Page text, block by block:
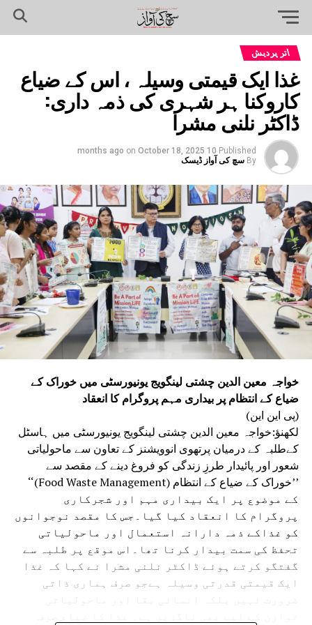
اتر پردیش
غذا ایک قیمتی وسیلہ ، اس کے ضیاع
کاروکنا ہر شہری کی ذمہ داری:
ڈاکٹر نلنی مشرا
Published
10 months ago
on October 18, 2025
By سچ کی آواز ڈیسک
خواجہ معین الدین چشتی لینگویج یونیورسٹی میں خوراک کے
ضیاع کے انتظام پر بیداری مہم پروگرام کا انعقاد
(پی این این)
لکھنؤ:خواجہ معین الدین چشتی لینگویج یونیورسٹی میں ہاسٹل
کےطلبہ کے درمیان پرتھوی انوویشنز کے تعاون سے ماحولیاتی
شعور اور پائیدار طرزِ زندگی کو فروغ دینے کے مقصد سے
’’خوراک کے ضیاع کے انتظام (Food Waste Management)‘‘
کے موضوع پر ایک بیداری مہم اور شجرکاری
پروگرام کا انعقاد کیا گیا۔جس کا مقصد نوجوانوں
کو غذاکے ذمہ دارانہ استعمال اور ماحولیاتی
تحفظ کی سمت بیدار کرنا تھا۔اس موقع پر طلبہ سے
گفتگو کرتے ہوئے ڈاکٹر نلنی مشرا نے کہا کہ غذا
ایک قیمتی قدرتی وسیلہ ہےجو صرف ہماری ذاتی
ضرورت نہیں بلکہ انسانی بقا اور ماحولیاتی